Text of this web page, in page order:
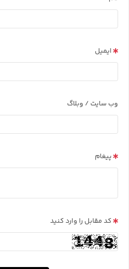
ایمیل
وب سایت / وبلاگ
پیغام
کد مقابل را وارد کنید